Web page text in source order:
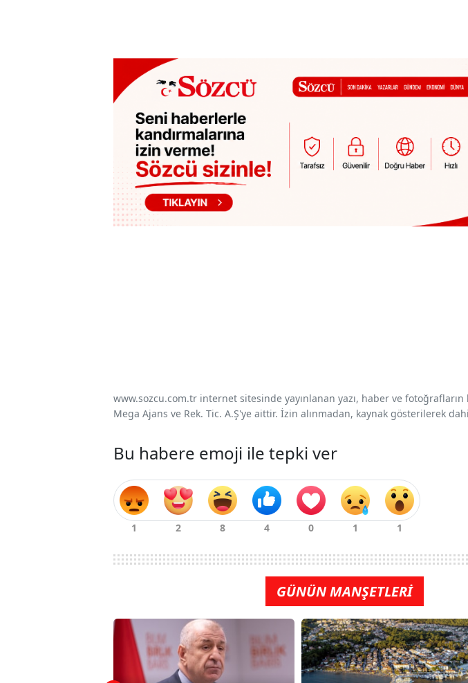
www.sozcu.com.tr internet sitesinde yayınlanan yazı, haber ve
Mega Ajans ve Rek. Tic. A.Ş'ye aittir. İzin alınmadan, kaynak gösterilerek
Bu habere emoji ile tepki ver
GÜNÜN MANŞETLERİ